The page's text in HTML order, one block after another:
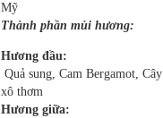
Mỹ
Thành phần mùi hương:
Hương đầu:
Quả sung, Cam Bergamot, Cây
xô thơm
Hương giữa: